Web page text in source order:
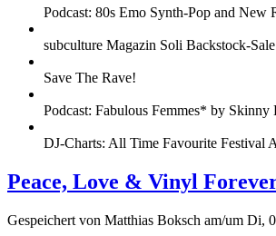
Podcast: 80s Emo Synth-Pop and New
subculture Magazin Soli Backstock-Sale
Save The Rave!
Podcast: Fabulous Femmes* by Skinny
DJ-Charts: All Time Favourite Festival
Peace, Love & Vinyl
Gespeichert von Matthias Boksch am/um Di,